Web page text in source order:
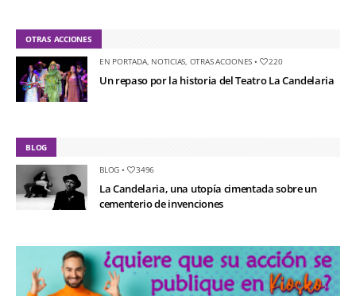
OTRAS ACCIONES
EN PORTADA, NOTICIAS OTRAS ACCIONES • 220
Un repaso por la historia del Teatro La Candelaria
BLOG
BLOG • 3496
La Candelaria, una utopía cimentada sobre un
cementerio de invenciones